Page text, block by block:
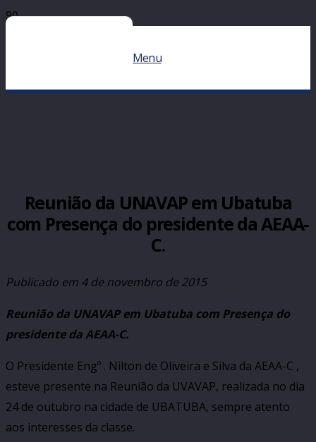
Menu
Reunião da UNAVAP em Ubatuba
com Presença do presidente da AEAA-
C.
Publicado em 4 de novembro de 2015
Reunião da UNAVAP em Ubatuba com Presença do
presidente da AEAA-C.
O Presidente Engº . Nilton de Oliveira e Silva da AEAA-C ,
esteve presente na Reunião da UVAVAP, realizada no dia
24 de outubro na cidade de UBATUBA, sempre atento
aos interesses da classe.